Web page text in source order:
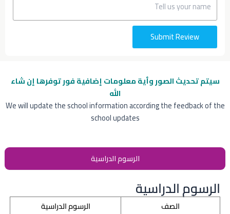
سيتم تحديث الصور وأية معلومات إضافيةفور توفرها إن شاء
الله
We will update the school information according the feedback of the
school updates
الرسوم الدراسية
الرسوم الدراسية
الصف
الرسوم الدراسية
Submit Review